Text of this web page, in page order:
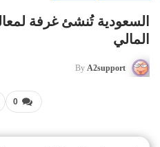
السعودية تُنشئ غرفة
المالي
By A2support
0